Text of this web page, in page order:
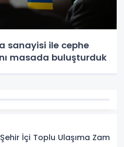
sanayisi ile cephe
masada buluşturduk
İçi Toplu Ulaşıma Zam